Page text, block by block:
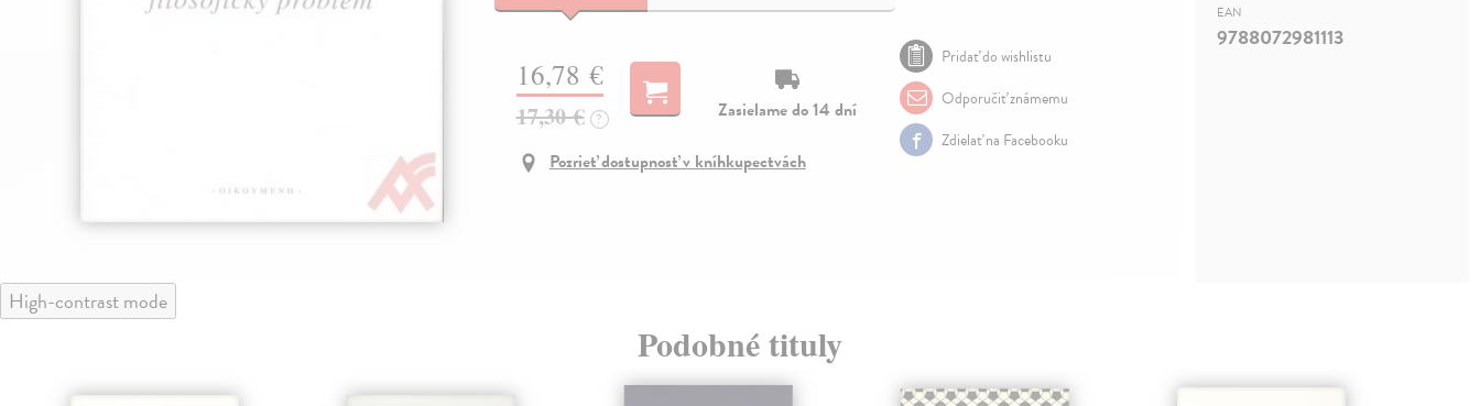
16,78 €
17,30 € ?
Zasielame do 14 dní
Pozrieť dostupnosť v kníhkupectvách
Pridať do wishlistu
Odporučiť známemu
Zdielať na Facebooku
EAN
9788072981113
High-contrast mode
Podobné tituly